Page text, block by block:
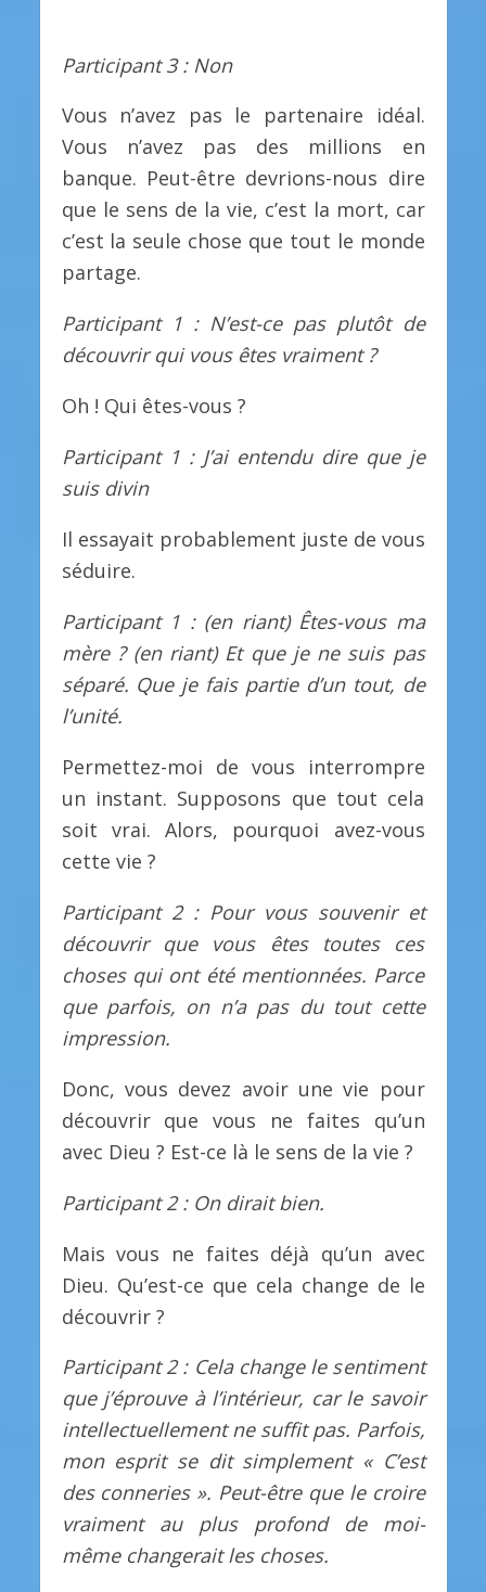
Participant 3 : Non
Vous n’avez pas le partenaire idéal.
Vous n’avez pas des millions en
banque. Peut-être devrions-nous dire
que le sens de la vie, c’est la mort, car
c’est la seule chose que tout le monde
partage.
Participant 1 : N’est-ce pas plutôt de
découvrir qui vous êtes vraiment ?
Oh ! Qui êtes-vous ?
Participant 1 : J’ai entendu dire que je
suis divin
Il essayait probablement juste de vous
séduire.
Participant 1 : (en riant) Êtes-vous ma
mère ? (en riant) Et que je ne suis pas
séparé. Que je fais partie d’un tout, de
l’unité.
Permettez-moi de vous interrompre
un instant. Supposons que tout cela
soit vrai. Alors, pourquoi avez-vous
cette vie ?
Participant 2 : Pour vous souvenir et
découvrir que vous êtes toutes ces
choses qui ont été mentionnées. Parce
que parfois, on n’a pas du tout cette
impression.
Donc, vous devez avoir une vie pour
découvrir que vous ne faites qu’un
avec Dieu ? Est-ce là le sens de la vie ?
Participant 2 : On dirait bien.
Mais vous ne faites déjà qu’un avec
Dieu. Qu’est-ce que cela change de le
découvrir ?
Participant 2 : Cela change le sentiment
que j’éprouve à l’intérieur, car le savoir
intellectuellement ne suffit pas. Parfois,
mon esprit se dit simplement « C’est
des conneries ». Peut-être que le croire
vraiment au plus profond de moi-
même changerait les choses.